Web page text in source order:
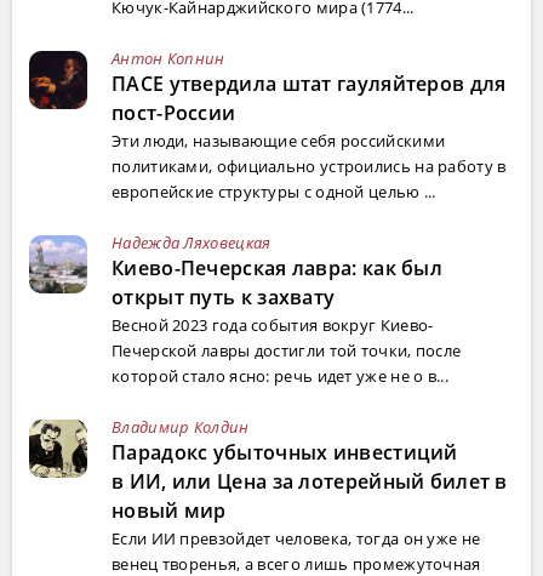
Кючук-Кайнарджийского мира (1774...
Антон Копнин
ПАСЕ утвердила штат гауляйтеров для
пост-России
Эти люди, называющие себя российскими
политиками, официально устроились на работу в
европейские структуры с одной целью ...
Надежда Ляховецкая
Киево-Печерская лавра: как был
открыт путь к захвату
Весной 2023 года события вокруг Киево-
Печерской лавры достигли той точки, после
которой стало ясно: речь идет уже не о в...
Владимир Колдин
Парадокс убыточных инвестиций
в ИИ, или Цена за лотерейный билет в
новый мир
Если ИИ превзойдет человека, тогда он уже не
венец творенья, а всего лишь промежуточная